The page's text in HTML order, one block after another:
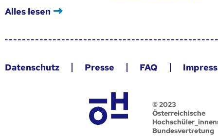
Alles lesen
Datenschutz Presse FAQ
© 2023
Österreichische
Bundesvertretung